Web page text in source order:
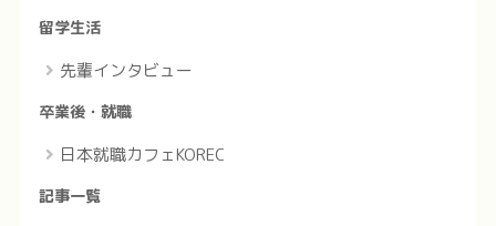
留学生活
先輩インタビュー
卒業後・就職
日本就職カフェKOREC
記事一覧